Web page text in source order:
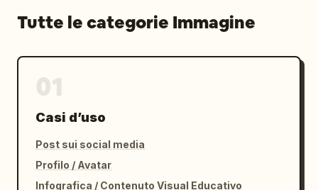
Tutte le categorie Immagine
Casi d’uso
Post sui social media
Profilo / Avatar
Infografica / Contenuto Visual Educativo